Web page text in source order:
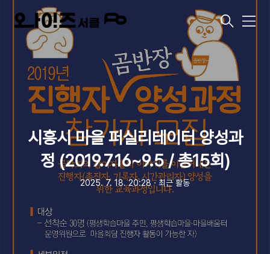
메
시흥시 마을 퍼실리테이터 양성과
정 (2019.7.16~9.5 / 총15회)
2025. 7. 18. 20:28ㆍ최근 활동